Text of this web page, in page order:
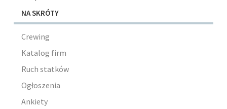
NA SKRÓTY
Crewing
Katalog firm
Ruch statków
Ogłoszenia
Ankiety